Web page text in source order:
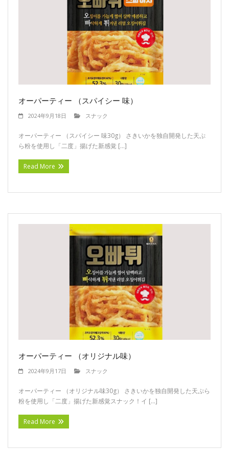
オーパーティー （スパイシー 味）
2024年9月18日 スナック
オーパーティー （スパイシー 味30g） さきいかを独自開発した天ぷ
ら粉を使用し「二度」揚げた新感覚 […]
Read More
オーパーティー （オリジナル味）
2024年9月17日 スナック
オーパーティー （オリジナル味30g） さきいかを独自開発した天ぷら
粉を使用し「二度」揚げた新感覚スナック！イ […]
Read More